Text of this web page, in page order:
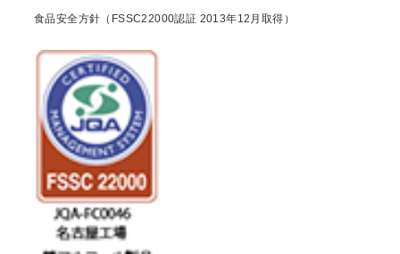
食品安全方針（FSSC22000認証 2013年12月取得）